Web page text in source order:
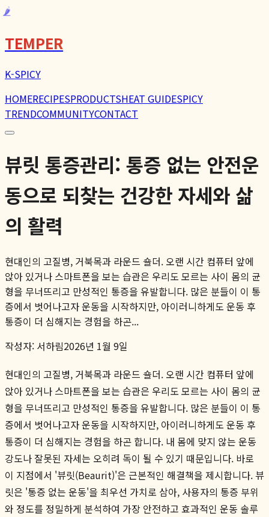
🌶️
TEMPER
K-SPICY
HOMERECIPESPRODUCTSHEAT GUIDESPICY
TRENDCOMMUNITYCONTACT
뷰릿 통증관리: 통증 없는 안전운
동으로 되찾는 건강한 자세와 삶
의 활력
현대인의 고질병, 거북목과 라운드 숄더. 오랜 시간 컴퓨터 앞에
앉아 있거나 스마트폰을 보는 습관은 우리도 모르는 사이 몸의 균
형을 무너뜨리고 만성적인 통증을 유발합니다. 많은 분들이 이 통
증에서 벗어나고자 운동을 시작하지만, 아이러니하게도 운동 후
통증이 더 심해지는 경험을 하곤...
작성자: 서하림2026년 1월 9일
현대인의 고질병, 거북목과 라운드 숄더. 오랜 시간 컴퓨터 앞에
앉아 있거나 스마트폰을 보는 습관은 우리도 모르는 사이 몸의 균
형을 무너뜨리고 만성적인 통증을 유발합니다. 많은 분들이 이 통
증에서 벗어나고자 운동을 시작하지만, 아이러니하게도 운동 후
통증이 더 심해지는 경험을 하곤 합니다. 내 몸에 맞지 않는 운동
강도나 잘못된 자세는 오히려 독이 될 수 있기 때문입니다. 바로
이 지점에서 '뷰릿(Beaurit)'은 근본적인 해결책을 제시합니다. 뷰
릿은 '통증 없는 운동'을 최우선 가치로 삼아, 사용자의 통증 부위
와 정도를 정밀하게 분석하여 가장 안전하고 효과적인 운동 솔루